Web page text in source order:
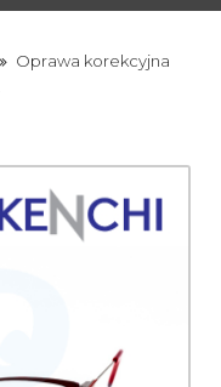
Oprawa korekcyjna